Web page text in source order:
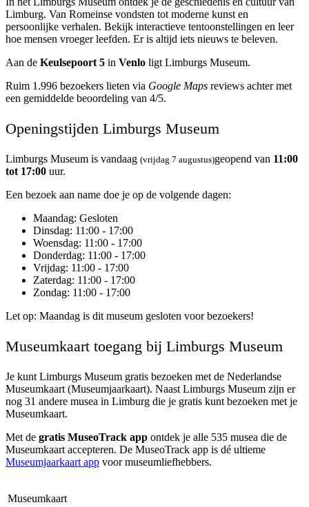
Limburg. Van Romeinse vondsten tot moderne kunst en
persoonlijke verhalen. Bekijk interactieve tentoonstellingen en leer
hoe mensen vroeger leefden. Er is altijd iets nieuws te beleven.
Aan de Keulsepoort 5 in Venlo ligt Limburgs Museum.
Ruim 1.996 bezoekers lieten via Google Maps reviews achter met
een gemiddelde beoordeling van 4/5.
Openingstijden Limburgs Museum
Limburgs Museum is vandaag (vrijdag 7 augustus)geopend van 11:00
tot 17:00 uur.
Een bezoek aan name doe je op de volgende dagen:
Maandag: Gesloten
Dinsdag: 11:00 - 17:00
Woensdag: 11:00 - 17:00
Donderdag: 11:00 - 17:00
Vrijdag: 11:00 - 17:00
Zaterdag: 11:00 - 17:00
Zondag: 11:00 - 17:00
Let op: Maandag is dit museum gesloten voor bezoekers!
Museumkaart toegang bij Limburgs Museum
Je kunt Limburgs Museum gratis bezoeken met de Nederlandse
Museumkaart (Museumjaarkaart). Naast Limburgs Museum zijn er
nog 31 andere musea in Limburg die je gratis kunt bezoeken met je
Museumkaart.
Met de gratis MuseoTrack app ontdek je alle 535 musea die de
Museumkaart accepteren. De MuseoTrack app is dé ultieme
Museumjaarkaart app voor museumliefhebbers.
Museumkaart